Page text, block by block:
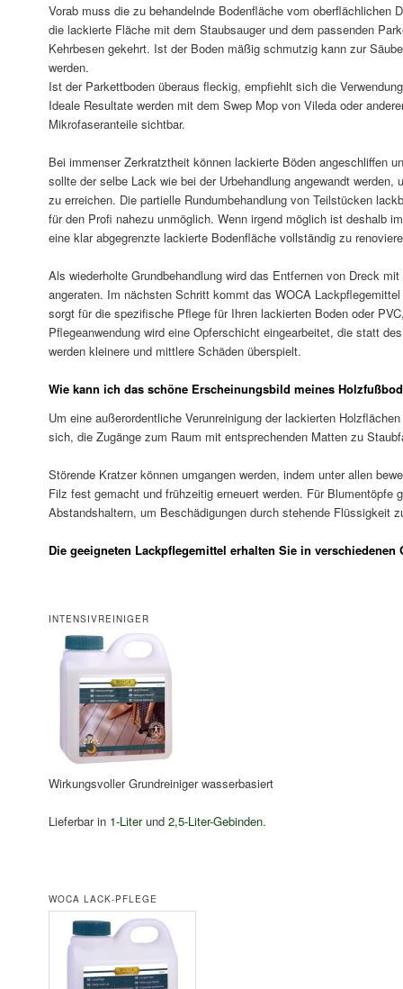
Vorab muss die zu behandelnde Bodenfläche vom oberflächlichen
die lackierte Fläche mit dem Staubsauger und dem passenden
Kehrbesen gekehrt. Ist der Boden mäßig schmutzig kann zur
werden.
Ist der Parkettboden überaus fleckig, empfiehlt sich die
Ideale Resultate werden mit dem Swep Mop von Vileda oder
Mikrofaseranteile sichtbar.
Bei immenser Zerkratztheit können lackierte Böden angeschliffen
sollte der selbe Lack wie bei der Urbehandlung angewandt werden,
zu erreichen. Die partielle Rundumbehandlung von Teilstücken
für den Profi nahezu unmöglich. Wenn irgend möglich ist deshalb
eine klar abgegrenzte lackierte Bodenfläche vollständig zu
Als wiederholte Grundbehandlung wird das Entfernen von Dreck
angeraten. Im nächsten Schritt kommt das WOCA
sorgt für die spezifische Pflege für Ihren lackierten Boden oder
Pflegeanwendung wird eine Opferschicht eingearbeitet, die statt
werden kleinere und mittlere Schäden überspielt.
Wie kann ich das schöne Erscheinungsbild meines
Um eine außerordentliche Verunreinigung der lackierten
sich, die Zugänge zum Raum mit entsprechenden Matten zu
Störende Kratzer können umgangen werden, indem unter allen
Filz fest gemacht und frühzeitig erneuert werden. Für Blumentöpfe
Abstandshaltern, um Beschädigungen durch stehende Flüssigkeit
Die geeigneten Lackpflegemittel erhalten Sie in verschiedenen
INTENSIVREINIGER
Wirkungsvoller Grundreiniger wasserbasiert
Lieferbar in 1-Literund 2,5-Liter-Gebinden.
WOCA LACK-PFLEGE